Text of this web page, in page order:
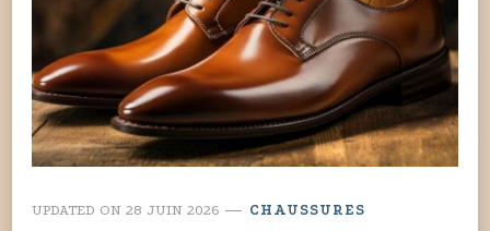
UPDATED ON 28 JUIN 2026 CHAUSSURES